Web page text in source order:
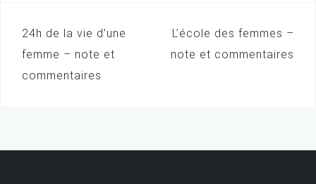
N
a
24h de la vie d’une
femme – note et
commentaires
L’école des femmes –
note et commentaires